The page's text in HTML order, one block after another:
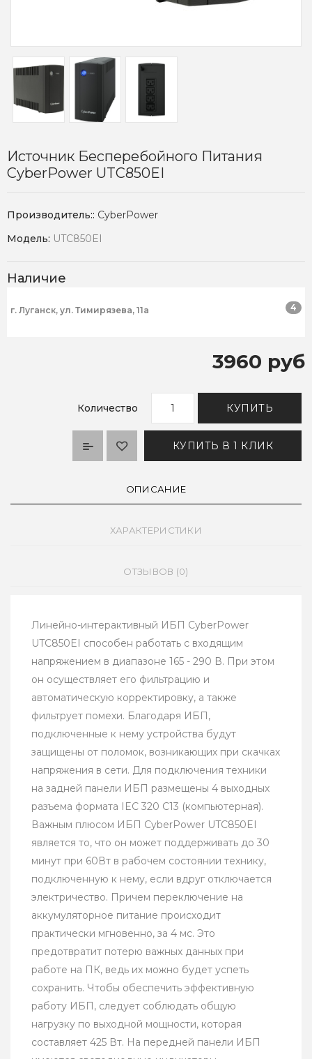
Источник Бесперебойного Питания
CyberPower UTC850EI
Производитель:: CyberPower
Модель: UTC850EI
Наличие
г. Луганск, ул. Тимирязева, 11а 4
3960 руб
Количество КУПИТЬ
КУПИТЬ В 1 КЛИК
ОПИСАНИЕ
ХАРАКТЕРИСТИКИ
ОТЗЫВОВ (0)
Линейно-интерактивный ИБП CyberPower
UTC850EI способен работать с входящим
напряжением в диапазоне 165 - 290 В. При этом
он осуществляет его фильтрацию и
автоматическую корректировку, а также
фильтрует помехи. Благодаря ИБП,
подключенные к нему устройства будут
защищены от поломок, возникающих при скачках
напряжения в сети. Для подключения техники
на задней панели ИБП размещены 4 выходных
разъема формата IEC 320 C13 (компьютерная).
Важным плюсом ИБП CyberPower UTC850EI
является то, что он может поддерживать до 30
минут при 60Вт в рабочем состоянии технику,
подключенную к нему, если вдруг отключается
электричество. Причем переключение на
аккумуляторное питание происходит
практически мгновенно, за 4 мс. Это
предотвратит потерю важных данных при
работе на ПК, ведь их можно будет успеть
сохранить. Чтобы обеспечить эффективную
работу ИБП, следует соблюдать общую
нагрузку по выходной мощности, которая
составляет 425 Вт. На передней панели ИБП